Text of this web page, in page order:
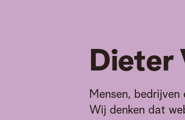
Dieter
Mensen, bedrijven
Wij denken dat